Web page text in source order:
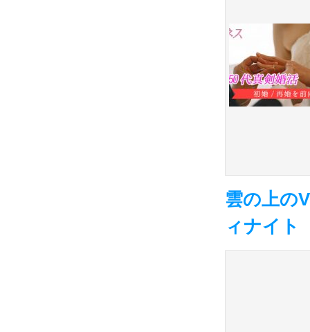
雲の上の
ィナイト